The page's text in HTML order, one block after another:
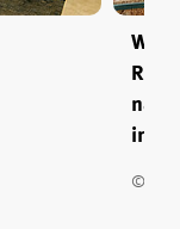
in
© Das